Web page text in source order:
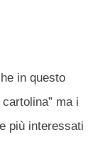
in questo
ma i
più interessati